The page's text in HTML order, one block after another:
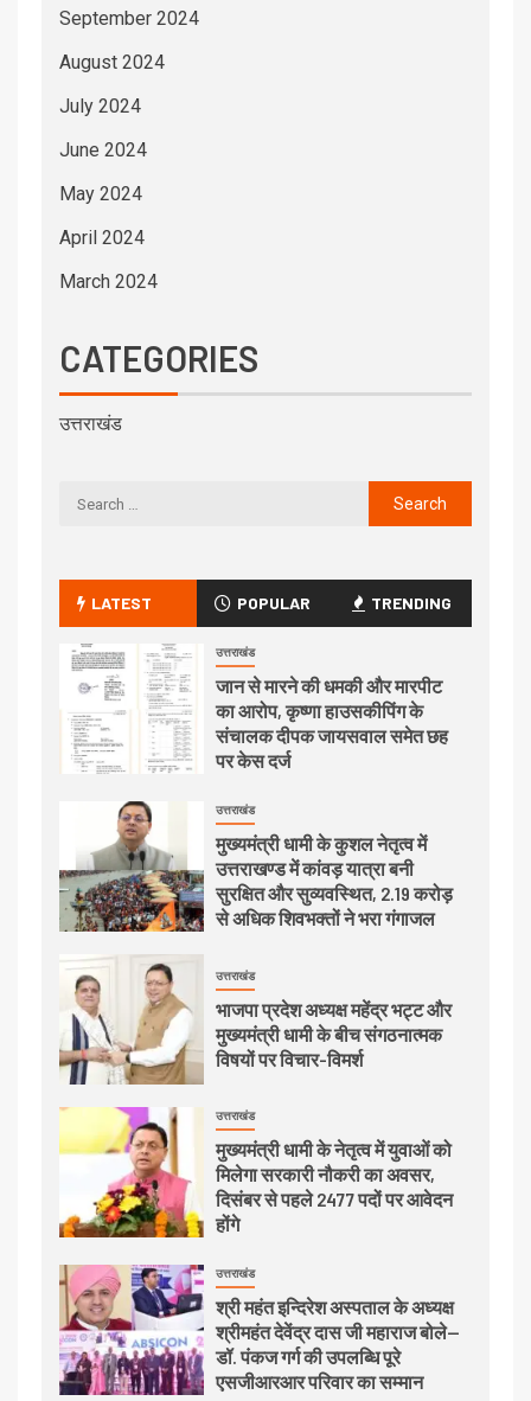
September 2024
August 2024
July 2024
June 2024
May 2024
April 2024
March 2024
CATEGORIES
उत्तराखंड
LATEST POPULAR TRENDING
उत्तराखंड
जान से मारने की धमकी और मारपीट
का आरोप, कृष्णा हाउसकीपिंग के
संचालक दीपक जायसवाल समेत छह
पर केस दर्ज
उत्तराखंड
मुख्यमंत्री धामी के कुशल नेतृत्व में
उत्तराखण्ड में कांवड़ यात्रा बनी
सुरक्षित और सुव्यवस्थित, 2.19 करोड़
से अधिक शिवभक्तों ने भरा गंगाजल
उत्तराखंड
भाजपा प्रदेश अध्यक्ष महेंद्र भट्ट और
मुख्यमंत्री धामी के बीच संगठनात्मक
विषयों पर विचार-विमर्श
उत्तराखंड
मुख्यमंत्री धामी के नेतृत्व में युवाओं को
मिलेगा सरकारी नौकरी का अवसर,
दिसंबर से पहले 2477 पदों पर आवेदन
होंगे
उत्तराखंड
श्री महंत इन्दिरेश अस्पताल के अध्यक्ष
श्रीमहंत देवेंद्र दास जी महाराज बोले—
डॉ. पंकज गर्ग की उपलब्धि पूरे
एसजीआरआर परिवार का सम्मान